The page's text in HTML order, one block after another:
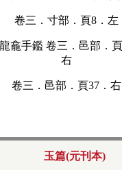
卷三．寸部．頁8．左
卷三．邑部．頁37．右
玉篇(元刊本)